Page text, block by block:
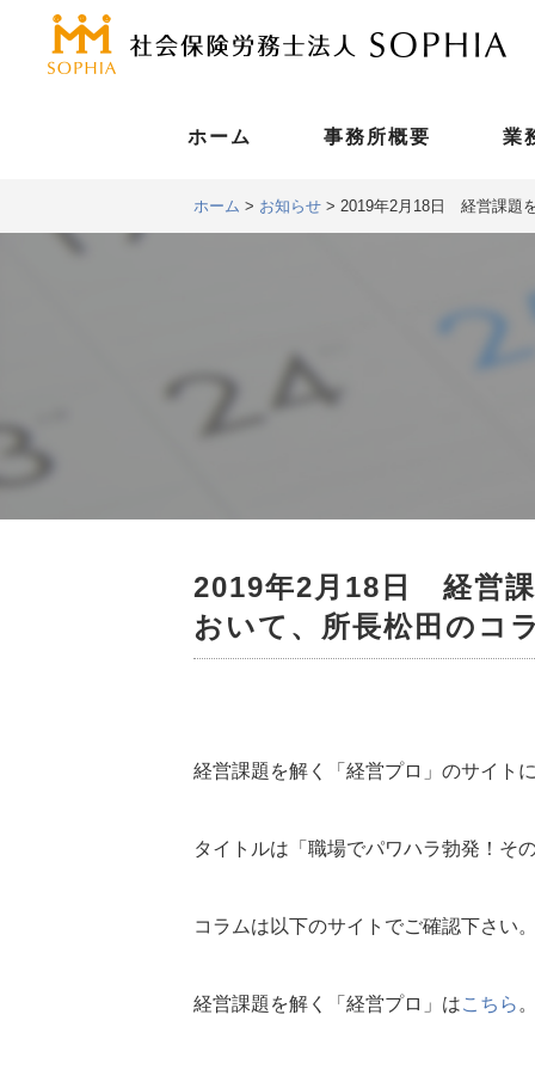
ホーム 事務所概要 業
ホーム > お知らせ > 2019年2月18日 経営課題
2019年2月18日 経営
おいて、所長松田のコ
経営課題を解く「経営プロ」のサイト
タイトルは「職場でパワハラ勃発！そ
コラムは以下のサイトでご確認下さい
経営課題を解く「経営プロ」はこちら